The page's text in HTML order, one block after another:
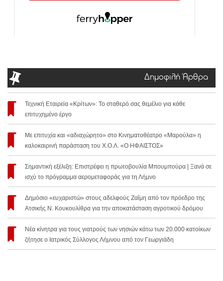
Δημοφιλή Άρθρα
Τεχνική Εταιρεία «Κρίτων»: Το σταθερό σας θεμέλιο για κάθε
επιτυχημένο έργο
Με επιτυχία και «αδιαχώρητο» στο Κινηματοθέατρο «Μαρούλα» η
καλοκαιρινή παράσταση του Χ.Ο.Λ. «Ο ΗΦΑΙΣΤΟΣ»
Σημαντική εξέλιξη: Επιστρέφει η πρωτοβουλία Μπουμπούρα | Ξανά σε
ισχύ το πρόγραμμα αερομεταφοράς για τη Λήμνο
Δημόσιο «ευχαριστώ» στους αδελφούς Ζαΐμη από τον πρόεδρο της
Ατσικής Ν. Κουκουλίθρα για την αποκατάσταση αγροτικού δρόμου
Νέα κίνητρα για τους γιατρούς των νησιών κάτω των 20.000 κατοίκων
ζήτησε ο Ιατρικός Σύλλογος Λήμνου από τον Γεωργιάδη